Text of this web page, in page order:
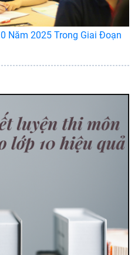
Năm 2025 Trong Giai Đoạn